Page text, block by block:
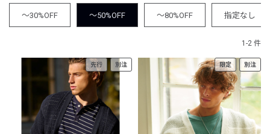
～30%OFF ～50%OFF ～80%OFF 指定なし
1-2 件
先行 別注 限定 別注